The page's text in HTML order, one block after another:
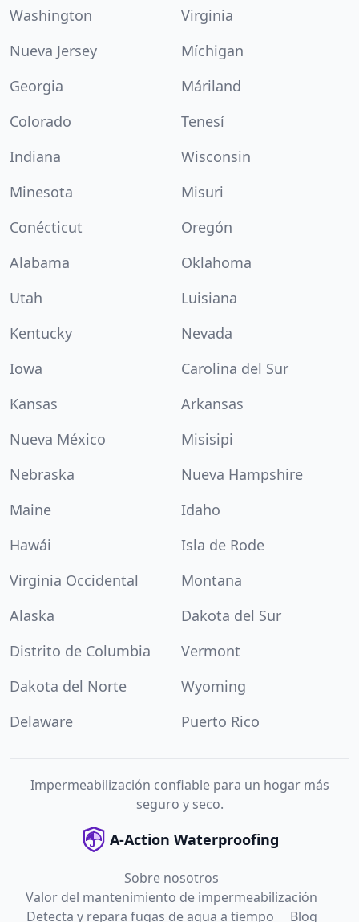
Washington
Virginia
Nueva Jersey
Míchigan
Georgia
Máriland
Colorado
Tenesí
Indiana
Wisconsin
Minesota
Misuri
Conécticut
Oregón
Alabama
Oklahoma
Utah
Luisiana
Kentucky
Nevada
Iowa
Carolina del Sur
Kansas
Arkansas
Nueva México
Misisipi
Nebraska
Nueva Hampshire
Maine
Idaho
Hawái
Isla de Rode
Virginia Occidental
Montana
Alaska
Dakota del Sur
Distrito de Columbia
Vermont
Dakota del Norte
Wyoming
Delaware
Puerto Rico
Impermeabilización confiable para un hogar más
seguro y seco.
A-Action Waterproofing
Sobre nosotros
Valor del mantenimiento de impermeabilización
Detecta y repara fugas de agua a tiempo
Blog